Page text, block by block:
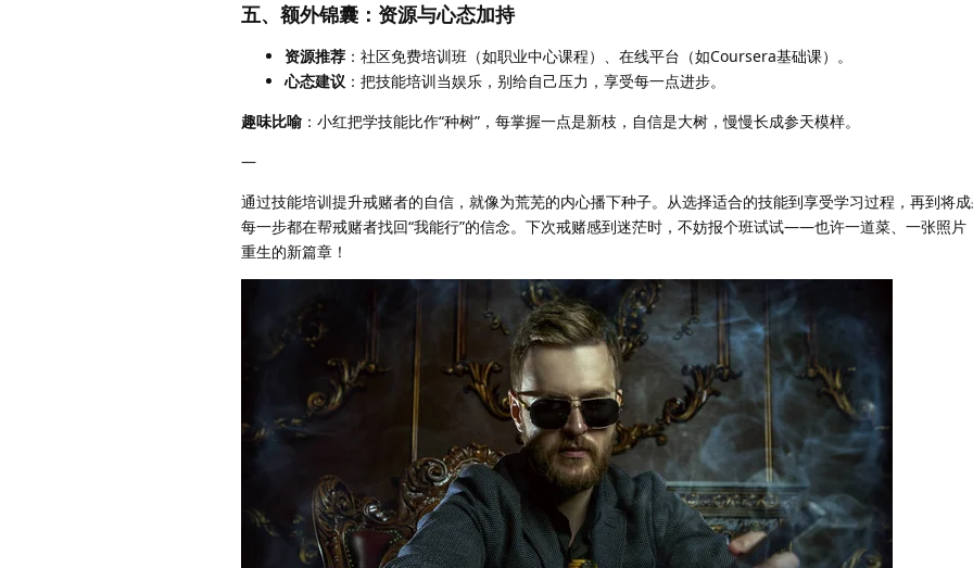
五、额外锦囊：资源与心态加持
资源推荐 ：社区免费培训班（如职业中心课程）、在线平台（如Coursera基础课）。
心态建议 ：把技能培训当娱乐，别给自己压力，享受每一点进步。
趣味比喻 ：小红把学技能比作“种树”，每掌握一点是新枝，自信是大树，慢慢长成参天模样。
—
通过技能培训提升戒赌者的自信，就像为荒芜的内心播下种子。从选择适合的技能到享受学习过程，再到将成
每一步都在帮戒赌者找回“我能行”的信念。下次戒赌感到迷茫时，不妨报个班试试——也许一道菜、一张照片
重生的新篇章！